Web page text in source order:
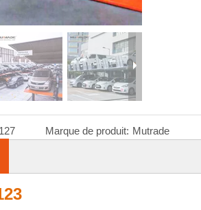
Marque de produit: Mutrade